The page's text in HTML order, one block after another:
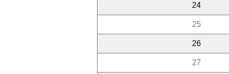
24
25
26
27